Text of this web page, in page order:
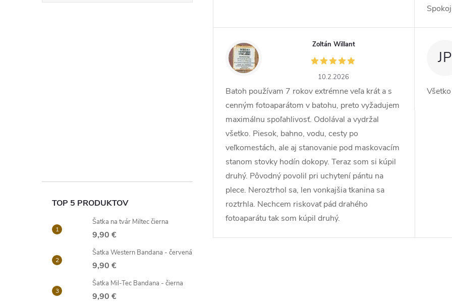
TOP 5 PRODUKTOV
Šatka na tvár Miltec čierna
9,90 €
Šatka Western Bandana - červená
9,90 €
Šatka Mil-Tec Bandana - čierna
9,90 €
ZW
Zoltán Willant
10.2.2026
Batoh používam 7 rokov extrémne veľa krát a s
cenným fotoaparátom v batohu, preto vyžadujem
maximálnu spoľahlivosť. Odolával a vydržal
všetko. Piesok, bahno, vodu, cesty po
veľkomestách, ale aj stanovanie pod maskovacím
stanom stovky hodín dokopy. Teraz som si kúpil
druhý. Pôvodný povolil pri uchytení pántu na
plece. Neroztrhol sa, len vonkajšia tkanina sa
roztrhla. Nechcem riskovať pád drahého
fotoaparátu tak som kúpil druhý.
JP